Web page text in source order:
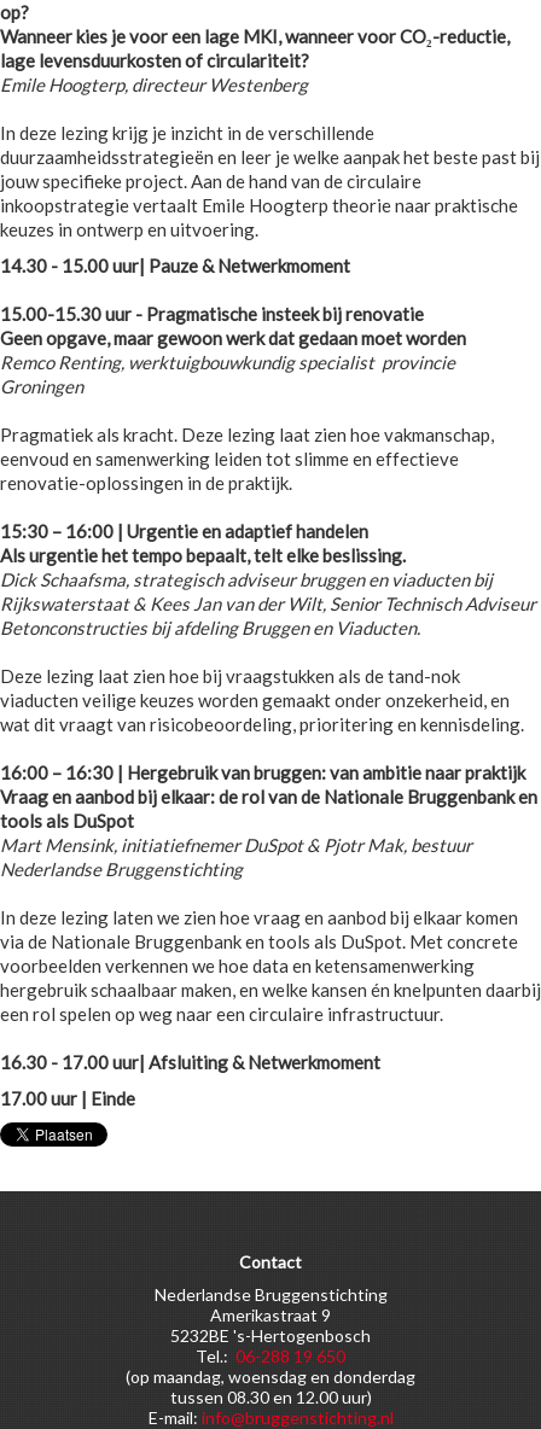
op?
Wanneer kies je voor een lage MKI, wanneer voor CO₂-reductie,
lage levensduurkosten of circulariteit?
Emile Hoogterp, directeur Westenberg
In deze lezing krijg je inzicht in de verschillende
duurzaamheidsstrategieën en leer je welke aanpak het beste past bij
jouw specifieke project. Aan de hand van de circulaire
inkoopstrategie vertaalt Emile Hoogterp theorie naar praktische
keuzes in ontwerp en uitvoering.
14.30 - 15.00 uur| Pauze & Netwerkmoment
15.00-15.30 uur - Pragmatische insteek bij renovatie
Geen opgave, maar gewoon werk dat gedaan moet worden
Remco Renting, werktuigbouwkundig specialist provincie
Groningen
Pragmatiek als kracht. Deze lezing laat zien hoe vakmanschap,
eenvoud en samenwerking leiden tot slimme en effectieve
renovatie-oplossingen in de praktijk.
15:30 – 16:00 | Urgentie en adaptief handelen
Als urgentie het tempo bepaalt, telt elke beslissing.
Dick Schaafsma, strategisch adviseur bruggen en viaducten bij
Rijkswaterstaat & Kees Jan van der Wilt, Senior Technisch Adviseur
Betonconstructies bij afdeling Bruggen en Viaducten.
Deze lezing laat zien hoe bij vraagstukken als de tand-nok
viaducten veilige keuzes worden gemaakt onder onzekerheid, en
wat dit vraagt van risicobeoordeling, prioritering en kennisdeling.
16:00 – 16:30 | Hergebruik van bruggen: van ambitie naar praktijk
Vraag en aanbod bij elkaar: de rol van de Nationale Bruggenbank en
tools als DuSpot
Mart Mensink, initiatiefnemer DuSpot & Pjotr Mak, bestuur
Nederlandse Bruggenstichting
In deze lezing laten we zien hoe vraag en aanbod bij elkaar komen
via de Nationale Bruggenbank en tools als DuSpot. Met concrete
voorbeelden verkennen we hoe data en ketensamenwerking
hergebruik schaalbaar maken, en welke kansen én knelpunten daarbij
een rol spelen op weg naar een circulaire infrastructuur.
16.30 - 17.00 uur| Afsluiting & Netwerkmoment
17.00 uur | Einde
Contact
Nederlandse Bruggenstichting
Amerikastraat 9
5232BE 's-Hertogenbosch
Tel.: 06-288 19 650
(op maandag, woensdag en donderdag
tussen 08.30 en 12.00 uur)
E-mail: info@bruggenstichting.nl